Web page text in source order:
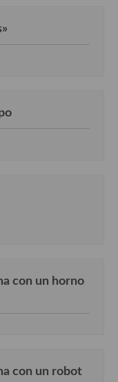
con un horno
con un robot